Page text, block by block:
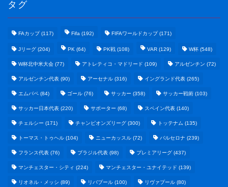
タグ
FAカップ(117) Fifa (192) FIFAワールドカップ(171)
Jリーグ (204) PK (64) PK戦 (108) VAR (129) W杯 (548)
W杯北中米大会 (77) アトレティコ・マドリード (109) アルゼンチン (72)
アルゼンチン代表 (90) アーセナル (316) イングランド代表 (265)
エムバペ (84) ゴール (76) サッカー (358) サッカー戦術 (103)
サッカー日本代表 (220) サポーター (68) スペイン代表 (140)
チェルシー (171) チャンピオンズリーグ (300) トッテナム (135)
トーマス・トゥヘル (104) ニューカッスル (72) バルセロナ (239)
フランス代表 (76) ブラジル代表 (98) プレミアリーグ (437)
マンチェスター・シティ (224) マンチェスター・ユナイテッド (139)
リオネル・メッシ (89) リバプール (100) リヴァプール (80)
テクノロジーまとめ